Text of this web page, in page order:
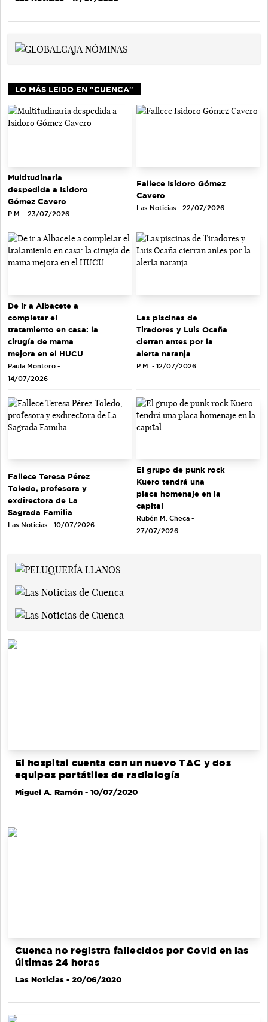
LO MÁS LEIDO EN "CUENCA"
Multitudinaria
despedida a Isidoro
Gómez Cavero
P.M. - 23/07/2026
Fallece Isidoro Gómez
Cavero
Las Noticias - 22/07/2026
De ir a Albacete a
completar el
tratamiento en casa: la
cirugía de mama
mejora en el HUCU
Paula Montero -
14/07/2026
Las piscinas de
Tiradores y Luis Ocaña
cierran antes por la
alerta naranja
P.M. - 12/07/2026
Fallece Teresa Pérez
Toledo, profesora y
exdirectora de La
Sagrada Familia
Las Noticias - 10/07/2026
El grupo de punk rock
Kuero tendrá una
placa homenaje en la
capital
Rubén M. Checa -
27/07/2026
El hospital cuenta con un nuevo TAC y dos
equipos portátiles de radiología
Miguel A. Ramón - 10/07/2020
Cuenca no registra fallecidos por Covid en las
últimas 24 horas
Las Noticias - 20/06/2020